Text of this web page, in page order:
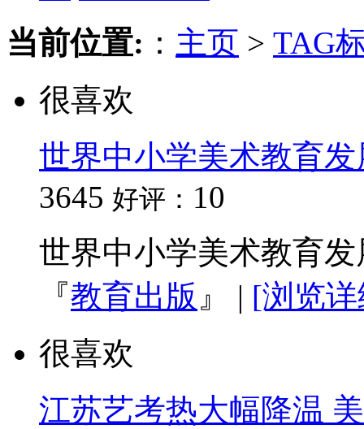
当前位置: ： 主页 > TAG
很喜欢
世界中小学美术教育
3645 好评： 10
世界中小学美术教育发
『教育出版 』 | [浏览
很喜欢
江苏艺考热大幅降温